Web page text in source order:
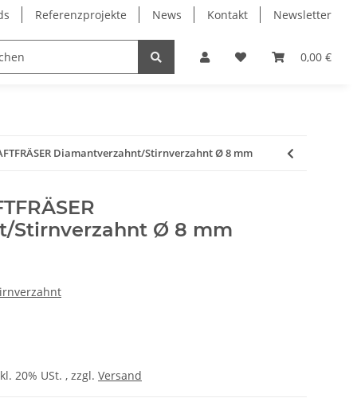
Referenzprojekte News Kontakt Newsletter
0,00 €
Lagertechnik Lineartechnik
Diamantverzahnt/Stirnverzahnt Ø 8 mm
Stirnverzahnt Ø 8 mm
20% USt. , zzgl. Versand